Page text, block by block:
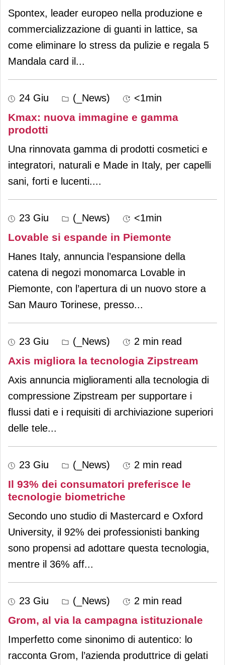
Spontex, leader europeo nella produzione e
commercializzazione di guanti in lattice, sa
come eliminare lo stress da pulizie e regala 5
Mandala card il ...
24 Giu (_News) <1min
Kmax: nuova immagine e gamma
prodotti
Una rinnovata gamma di prodotti cosmetici e
integratori, naturali e Made in Italy, per capelli
sani, forti e lucenti....
23 Giu (_News) <1min
Lovable si espande in Piemonte
Hanes Italy, annuncia l’espansione della
catena di negozi monomarca Lovable in
Piemonte, con l’apertura di un nuovo store a
San Mauro Torinese, presso...
23 Giu (_News) 2 min read
Axis migliora la tecnologia Zipstream
Axis annuncia miglioramenti alla tecnologia di
compressione Zipstream per supportare i
flussi dati e i requisiti di archiviazione superiori
delle tele...
23 Giu (_News) 2 min read
Il 93% dei consumatori preferisce le
tecnologie biometriche
Secondo uno studio di Mastercard e Oxford
University, il 92% dei professionisti banking
sono propensi ad adottare questa tecnologia,
mentre il 36% aff...
23 Giu (_News) 2 min read
Grom, al via la campagna istituzionale
Imperfetto come sinonimo di autentico: lo
racconta Grom, l’azienda produttrice di gelati